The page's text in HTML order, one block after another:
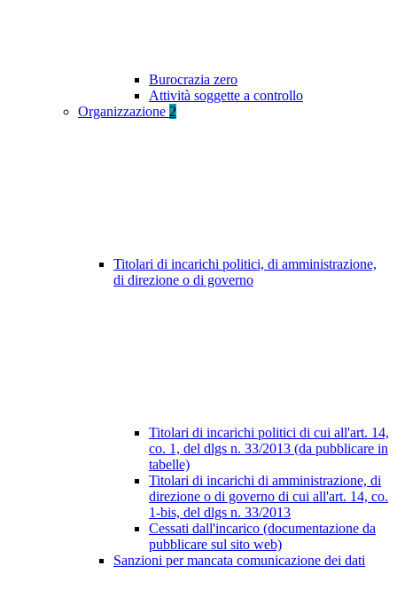
Burocrazia zero
Attività soggette a controllo
Organizzazione 2
Titolari di incarichi politici, di amministrazione,
di direzione o di governo
Titolari di incarichi politici di cui all'art. 14,
co. 1, del dlgs n. 33/2013 (da pubblicare in
tabelle)
Titolari di incarichi di amministrazione, di
direzione o di governo di cui all'art. 14, co.
1-bis, del dlgs n. 33/2013
Cessati dall'incarico (documentazione da
pubblicare sul sito web)
Sanzioni per mancata comunicazione dei dati